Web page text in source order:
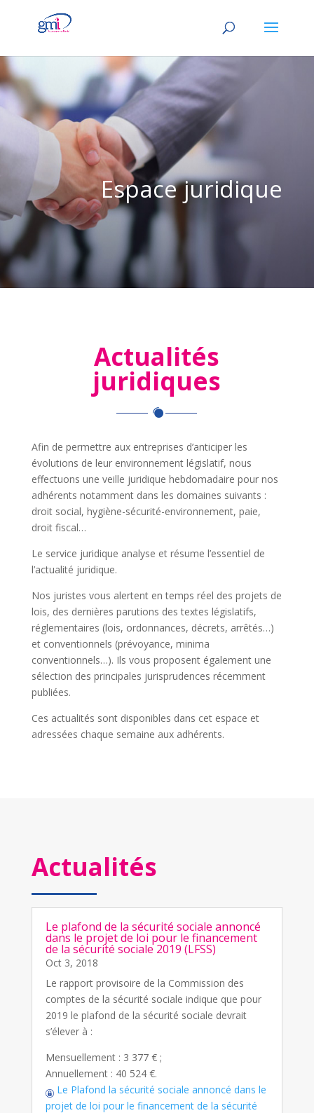
Espace juridique
Actualités
juridiques
Afin de permettre aux entreprises d’anticiper les
évolutions de leur environnement législatif, nous
effectuons une veille juridique hebdomadaire pour nos
adhérents notamment dans les domaines suivants :
droit social, hygiène-sécurité-environnement, paie,
droit fiscal…
Le service juridique analyse et résume l’essentiel de
l’actualité juridique.
Nos juristes vous alertent en temps réel des projets de
lois, des dernières parutions des textes législatifs,
réglementaires (lois, ordonnances, décrets, arrêtés…)
et conventionnels (prévoyance, minima
conventionnels…). Ils vous proposent également une
sélection des principales jurisprudences récemment
publiées.
Ces actualités sont disponibles dans cet espace et
adressées chaque semaine aux adhérents.
Actualités
Le plafond de la sécurité sociale annoncé
dans le projet de loi pour le financement
de la sécurité sociale 2019 (LFSS)
Oct 3, 2018
Le rapport provisoire de la Commission des
comptes de la sécurité sociale indique que pour
2019 le plafond de la sécurité sociale devrait
s’élever à :
Mensuellement : 3 377 € ;
Annuellement : 40 524 €.
Le Plafond la sécurité sociale annoncé dans le
projet de loi pour le financement de la sécurité